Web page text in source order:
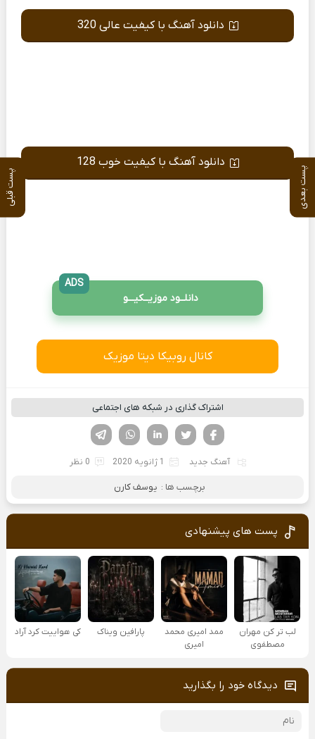
پست بعدی پست قبلی
دانلود آهنگ با کیفیت عالی 320
دانلود آهنگ با کیفیت خوب 128
دانلــود موزیــکیـــو
ADS
کانال روبیکا دیتا موزیک
اشتراک گذاری در شبکه های اجتماعی
لینکدین تویتر
فیسوک
آهنگ جدید 1 ژانویه 2020 0 نظر
برچسب ها : یوسف کارن
پست های پیشنهادی
لب تر کن مهران
مصطفوی
ممد امیری محمد
امیری
پارافین ویناک کی هواییت کرد آراد
دیدگاه خود را بگذارید